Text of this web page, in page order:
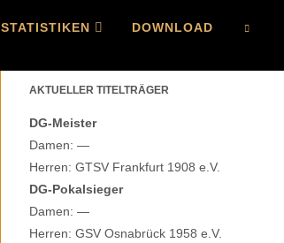
STATISTIKEN DOWNLOAD
AKTUELLER TITELTRÄGER
DG-Meister
Damen: —
Herren: GTSV Frankfurt 1908 e.V.
DG-Pokalsieger
Damen: —
Herren: GSV Osnabrück 1958 e.V.